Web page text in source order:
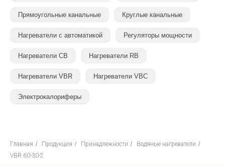
Прямоугольные канальные Круглые канальные
Нагреватели с автоматикой Регуляторы мощности
Нагреватели CB Нагреватели RB
Нагреватели VBR Нагреватели VBC
Электрокалориферы
Главная / Продукция / Принадлежности / Водяные нагреватели /
VBR 60-30-2